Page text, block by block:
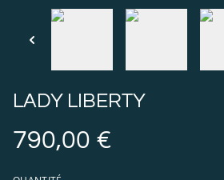
LADY LIBERTY
790,00 €